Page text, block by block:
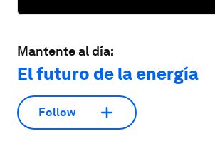
Mantente al día:
El futuro de la energía
Follow